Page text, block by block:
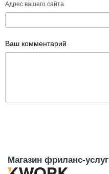
Адрес вашего сайта
Ваш комментарий
Магазин фриланс-услуг